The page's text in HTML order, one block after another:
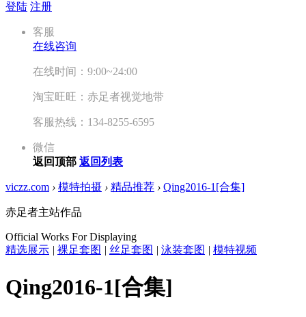
登陆 注册
客服
在线咨询
在线时间：9:00~24:00
淘宝旺旺：赤足者视觉地带
客服热线：134-8255-6595
微信
返回顶部 返回列表
viczz.com › 模特拍摄 › 精品推荐 › Qing2016-1[合集]
赤足者主站作品
Official Works For Displaying
精选展示 | 裸足套图 | 丝足套图 | 泳装套图 | 模特视频
Qing2016-1[合集]